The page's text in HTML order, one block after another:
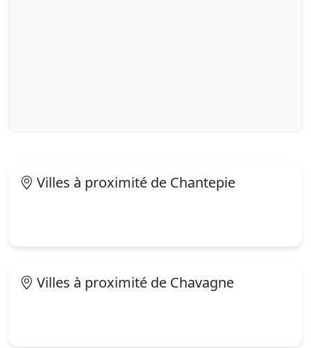
Villes à proximité de Chantepie
Villes à proximité de Chavagne